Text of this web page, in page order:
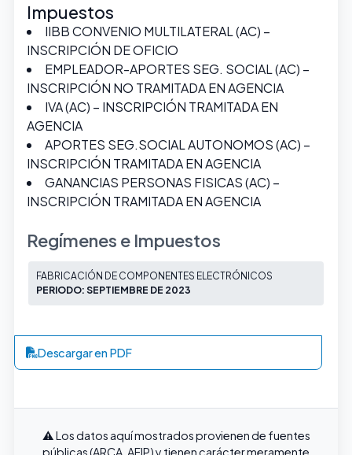
Impuestos
IIBB CONVENIO MULTILATERAL (AC) –
INSCRIPCIÓN DE OFICIO
EMPLEADOR-APORTES SEG. SOCIAL (AC) –
INSCRIPCIÓN NO TRAMITADA EN AGENCIA
IVA (AC) – INSCRIPCIÓN TRAMITADA EN
AGENCIA
APORTES SEG.SOCIAL AUTONOMOS (AC) –
INSCRIPCIÓN TRAMITADA EN AGENCIA
GANANCIAS PERSONAS FISICAS (AC) –
INSCRIPCIÓN TRAMITADA EN AGENCIA
Regímenes e Impuestos
FABRICACIÓN DE COMPONENTES ELECTRÓNICOS
PERIODO: SEPTIEMBRE DE 2023
Descargar en PDF
⚠️ Los datos aquí mostrados provienen de fuentes
públicas (ARCA, AFIP) y tienen carácter meramente